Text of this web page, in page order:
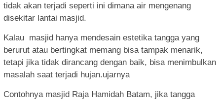
tidak akan terjadi seperti ini dimana air mengenang
disekitar lantai masjid.
Kalau masjid hanya mendesain estetika tangga yang
berurut atau bertingkat memang bisa tampak menarik,
tetapi jika tidak dirancang dengan baik, bisa menimbulkan
masalah saat terjadi hujan.ujarnya
Contohnya masjid Raja Hamidah Batam, jika tangga